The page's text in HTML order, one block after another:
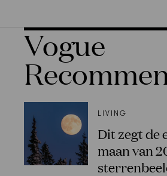
Vogue
LIVING
Dit zegt de
maan van